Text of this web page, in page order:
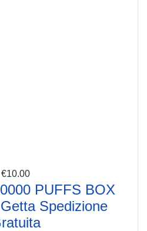
€10.00
PUFFS BOX
Spedizione